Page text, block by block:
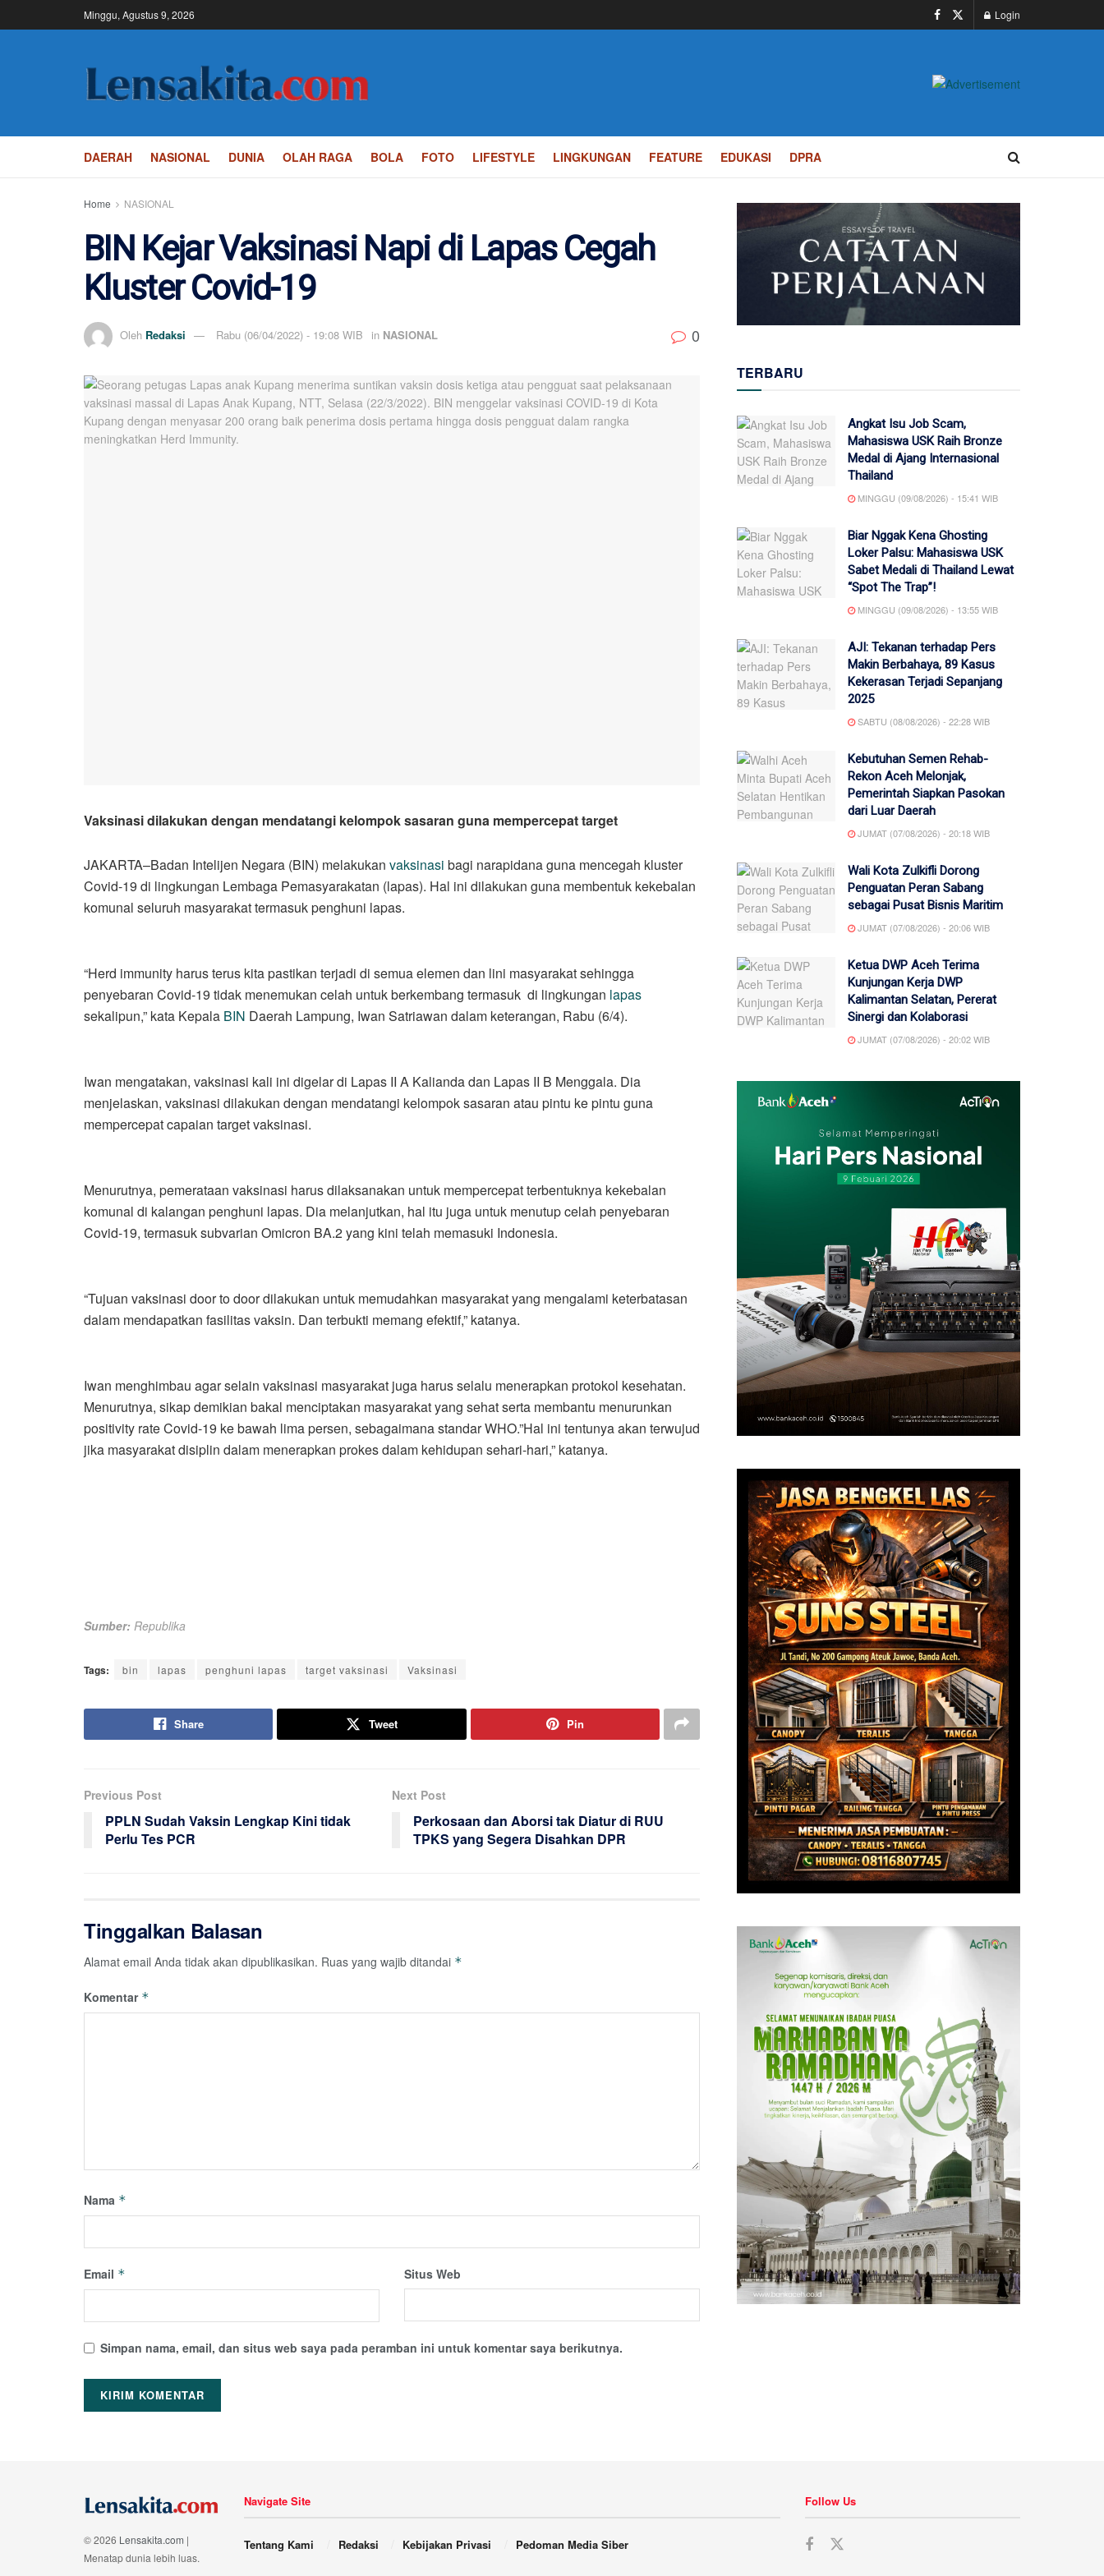
Minggu, Agustus 9, 2026 Login
DAERAH NASIONAL DUNIA OLAH RAGA BOLA FOTO LIFESTYLE LINGKUNGAN FEATURE EDUKASI DPRA
Home NASIONAL
BIN Kejar Vaksinasi Napi di Lapas Cegah
Kluster Covid-19
Oleh Redaksi Rabu (06/04/2022) - 19:08 WIB in NASIONAL 0
Vaksinasi dilakukan dengan mendatangi kelompok sasaran guna mempercepat target
JAKARTA–Badan Intelijen Negara (BIN) melakukan vaksinasi bagi narapidana guna mencegah kluster
Covid-19 di lingkungan Lembaga Pemasyarakatan (lapas). Hal ini dilakukan guna membentuk kekebalan
komunal seluruh masyarakat termasuk penghuni lapas.
“Herd immunity harus terus kita pastikan terjadi di semua elemen dan lini masyarakat sehingga
penyebaran Covid-19 tidak menemukan celah untuk berkembang termasuk di lingkungan lapas
sekalipun,” kata Kepala BIN Daerah Lampung, Iwan Satriawan dalam keterangan, Rabu (6/4).
Iwan mengatakan, vaksinasi kali ini digelar di Lapas II A Kalianda dan Lapas II B Menggala. Dia
menjelaskan, vaksinasi dilakukan dengan mendatangi kelompok sasaran atau pintu ke pintu guna
mempercepat capaian target vaksinasi.
Menurutnya, pemerataan vaksinasi harus dilaksanakan untuk mempercepat terbentuknya kekebalan
komunal di kalangan penghuni lapas. Dia melanjutkan, hal itu juga untuk menutup celah penyebaran
Covid-19, termasuk subvarian Omicron BA.2 yang kini telah memasuki Indonesia.
“Tujuan vaksinasi door to door dilakukan untuk memudahkan masyarakat yang mengalami keterbatasan
dalam mendapatkan fasilitas vaksin. Dan terbukti memang efektif,” katanya.
Iwan menghimbau agar selain vaksinasi masyarakat juga harus selalu menerapkan protokol kesehatan.
Menurutnya, sikap demikian bakal menciptakan masyarakat yang sehat serta membantu menurunkan
positivity rate Covid-19 ke bawah lima persen, sebagaimana standar WHO.”Hal ini tentunya akan terwujud
jika masyarakat disiplin dalam menerapkan prokes dalam kehidupan sehari-hari,” katanya.
Sumber: Republika
Tags: bin lapas penghuni lapas target vaksinasi Vaksinasi
Share Tweet Pin
Previous Post
PPLN Sudah Vaksin Lengkap Kini tidak
Perlu Tes PCR
Next Post
Perkosaan dan Aborsi tak Diatur di RUU
TPKS yang Segera Disahkan DPR
Tinggalkan Balasan
Alamat email Anda tidak akan dipublikasikan. Ruas yang wajib ditandai *
Komentar *
Nama *
Email * Situs Web
Simpan nama, email, dan situs web saya pada peramban ini untuk komentar saya berikutnya.
TERBARU
Angkat Isu Job Scam,
Mahasiswa USK Raih Bronze
Medal di Ajang Internasional
Thailand
MINGGU (09/08/2026) - 15:41 WIB
Biar Nggak Kena Ghosting
Loker Palsu: Mahasiswa USK
Sabet Medali di Thailand Lewat
“Spot The Trap”!
MINGGU (09/08/2026) - 13:55 WIB
AJI: Tekanan terhadap Pers
Makin Berbahaya, 89 Kasus
Kekerasan Terjadi Sepanjang
2025
SABTU (08/08/2026) - 22:28 WIB
Kebutuhan Semen Rehab-
Rekon Aceh Melonjak,
Pemerintah Siapkan Pasokan
dari Luar Daerah
JUMAT (07/08/2026) - 20:18 WIB
Wali Kota Zulkifli Dorong
Penguatan Peran Sabang
sebagai Pusat Bisnis Maritim
JUMAT (07/08/2026) - 20:06 WIB
Ketua DWP Aceh Terima
Kunjungan Kerja DWP
Kalimantan Selatan, Pererat
Sinergi dan Kolaborasi
JUMAT (07/08/2026) - 20:02 WIB
© 2026 Lensakita.com |
Menatap dunia lebih luas.
Navigate Site
Tentang Kami Redaksi Kebijakan Privasi Pedoman Media Siber
Follow Us